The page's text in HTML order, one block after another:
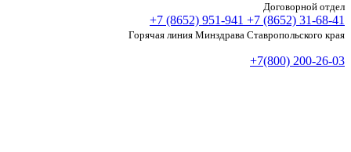
Договорной отдел
+7 (8652) 951-941 +7 (8652) 31-68-41
Горячая линия Минздрава Ставропольского края
+7(800) 200-26-03